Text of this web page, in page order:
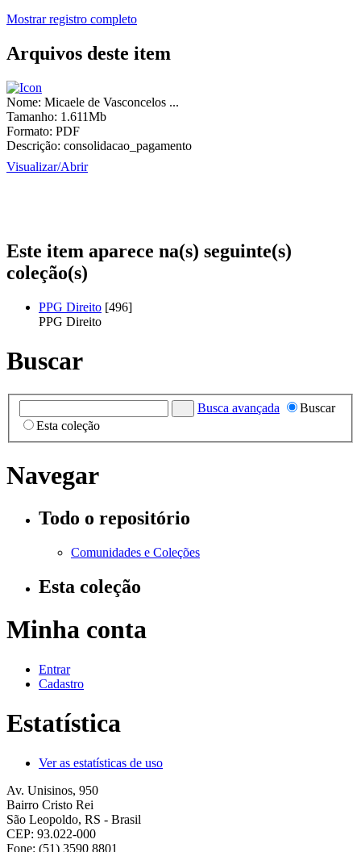
Mostrar registro completo
Arquivos deste item
Nome: Micaele de Vasconcelos ...
Tamanho: 1.611Mb
Formato: PDF
Descrição: consolidacao_pagamento
Visualizar/Abrir
Este item aparece na(s) seguinte(s)
coleção(s)
PPG Direito [496]
PPG Direito
Buscar
Busca avançada
Buscar
Esta coleção
Navegar
Todo o repositório
Comunidades e Coleções
Esta coleção
Minha conta
Entrar
Cadastro
Estatística
Ver as estatísticas de uso
Av. Unisinos, 950
Bairro Cristo Rei
São Leopoldo, RS - Brasil
CEP: 93.022-000
Fone: (51) 3590 8801